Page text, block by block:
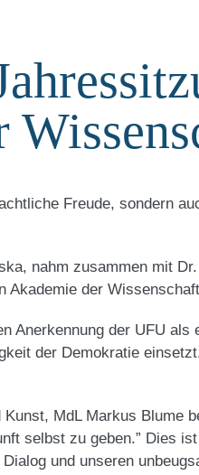
Freude, sondern
nahm zusammen mit
Akademie der
Anerkennung der UFU
der Demokratie
MdL Markus Blume
selbst zu geben.” Dies
und unseren